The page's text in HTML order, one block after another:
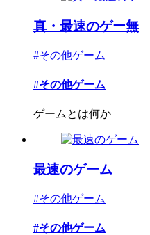
真・最速のゲー無
#その他ゲーム
#その他ゲーム
ゲームとは何か
最速のゲーム
#その他ゲーム
#その他ゲーム